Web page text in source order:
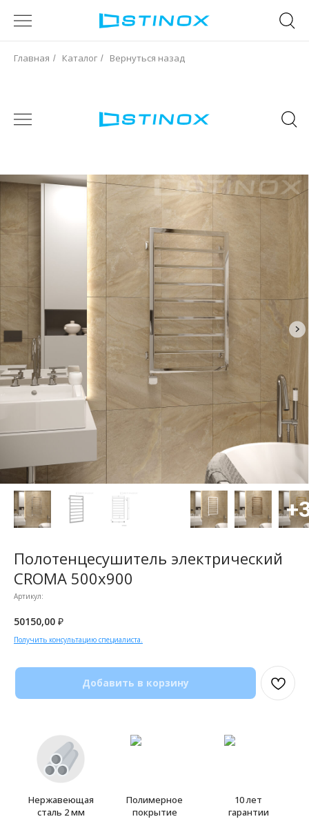
Главная / Каталог / Вернуться назад
Полотенцесушитель электрический
CROMA 500x900
Артикул:
50150,00 ₽
Получить консультацию специалиста.
Добавить в корзину
Нержавеющая
сталь 2 мм
Полимерное
покрытие
10 лет
гарантии